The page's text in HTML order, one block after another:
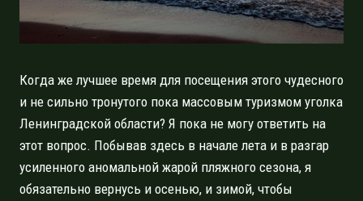
Когда же лучшее время для посещения этого чудесного
и не сильно тронутого пока массовым туризмом уголка
Ленинградской области? Я пока не могу ответить на
этот вопрос. Побывав здесь в начале лета и в разгар
усиленного аномальной жарой пляжного сезона, я
обязательно вернусь и осенью, и зимой, чтобы